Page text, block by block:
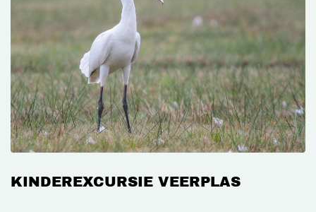
KINDEREXCURSIE VEERPLAS